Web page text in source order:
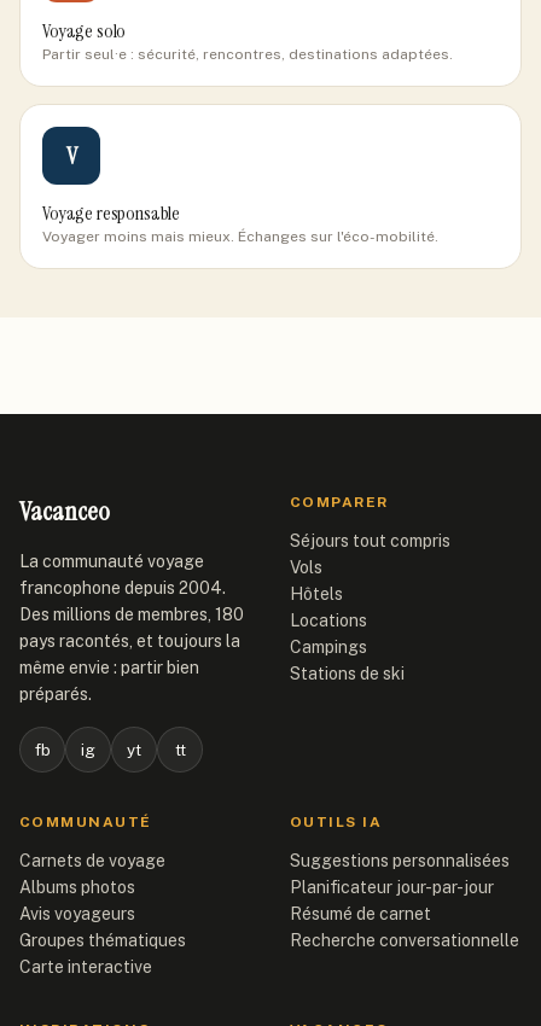
Voyage solo
Partir seul·e : sécurité, rencontres, destinations adaptées.
V
Voyage responsable
Voyager moins mais mieux. Échanges sur l'éco-mobilité.
Vacanceo
La communauté voyage
francophone depuis 2004.
Des millions de membres, 180
pays racontés, et toujours la
même envie : partir bien
préparés.
fb ig yt tt
COMPARER
Séjours tout compris
Vols
Hôtels
Locations
Campings
Stations de ski
COMMUNAUTÉ
Carnets de voyage
Albums photos
Avis voyageurs
Groupes thématiques
Carte interactive
OUTILS IA
Suggestions personnalisées
Planificateur jour-par-jour
Résumé de carnet
Recherche conversationnelle